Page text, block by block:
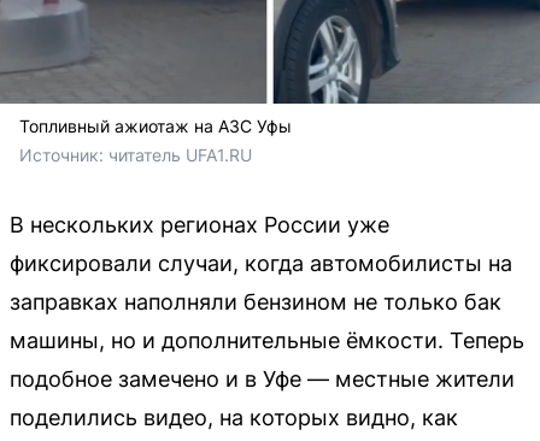
Топливный ажиотаж на АЗС Уфы
Источник: читатель UFA1.RU
В нескольких регионах России уже
фиксировали случаи, когда автомобилисты на
заправках наполняли бензином не только бак
машины, но и дополнительные ёмкости. Теперь
подобное замечено и в Уфе — местные жители
поделились видео, на которых видно, как